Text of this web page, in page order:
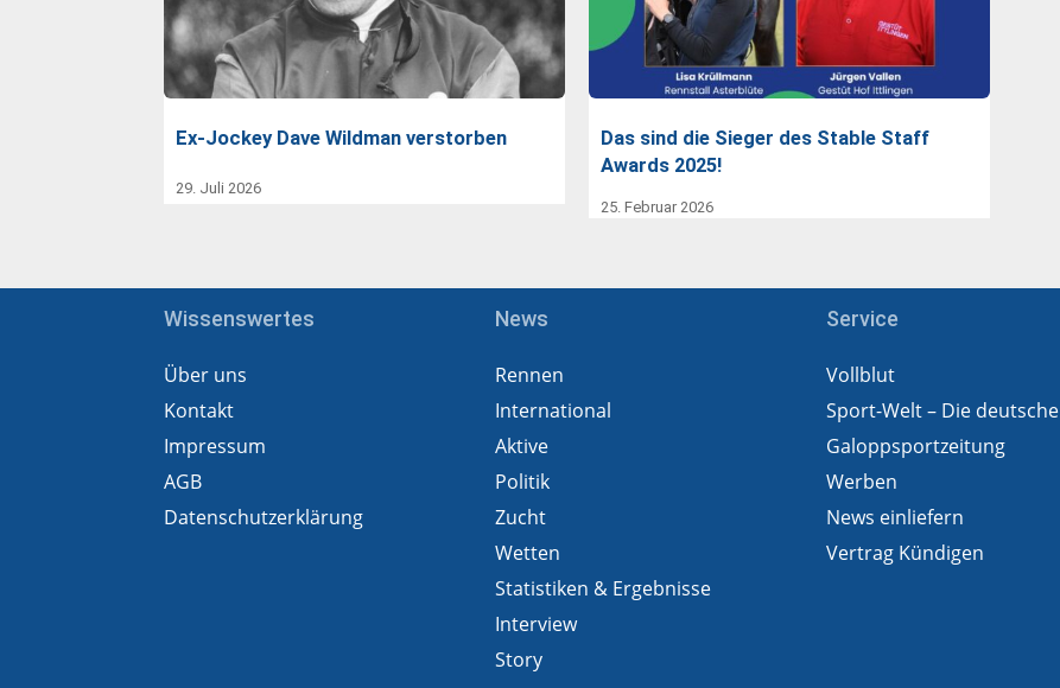
Ex-Jockey Dave Wildman verstorben
29. Juli 2026
Das sind die Sieger des Stable Staff
Awards 2025!
25. Februar 2026
Wissenswertes
Über uns
Kontakt
Impressum
AGB
Datenschutzerklärung
News
Rennen
International
Aktive
Politik
Zucht
Wetten
Statistiken & Ergebnisse
Interview
Story
Service
Vollblut
Sport-Welt – Die deutsche
Galoppsportzeitung
Werben
News einliefern
Vertrag Kündigen